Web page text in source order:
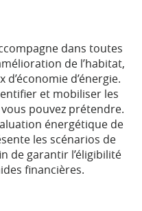
dans toutes
de l’habitat,
d’énergie.
et mobiliser les
pouvez prétendre.
énergétique de
les scénarios de
de garantir l’éligibilité
financières.